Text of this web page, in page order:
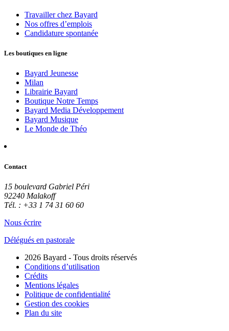
Travailler chez Bayard
Nos offres d’emplois
Candidature spontanée
Les boutiques en ligne
Bayard Jeunesse
Milan
Librairie Bayard
Boutique Notre Temps
Bayard Media Développement
Bayard Musique
Le Monde de Théo
Contact
15 boulevard Gabriel Péri
92240 Malakoff
Tél. : +33 1 74 31 60 60
Nous écrire
Délégués en pastorale
2026 Bayard - Tous droits réservés
Conditions d’utilisation
Crédits
Mentions légales
Politique de confidentialité
Gestion des cookies
Plan du site